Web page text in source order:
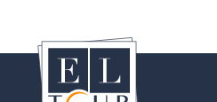
4 дня-заезд по понедельникам
5 дней-заезд по понедельникам
6 дней-заезд по понедельникам